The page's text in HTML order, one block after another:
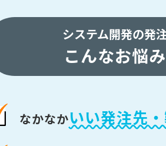
システム開発の発
こんなお悩
なかなかいい発注先